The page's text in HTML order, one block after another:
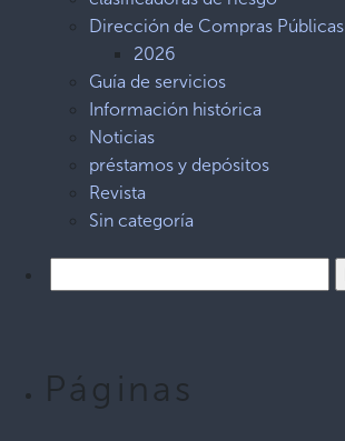
Dirección de Compras Públicas
2026
Guía de servicios
Información histórica
Noticias
préstamos y depósitos
Revista
Sin categoría
Páginas